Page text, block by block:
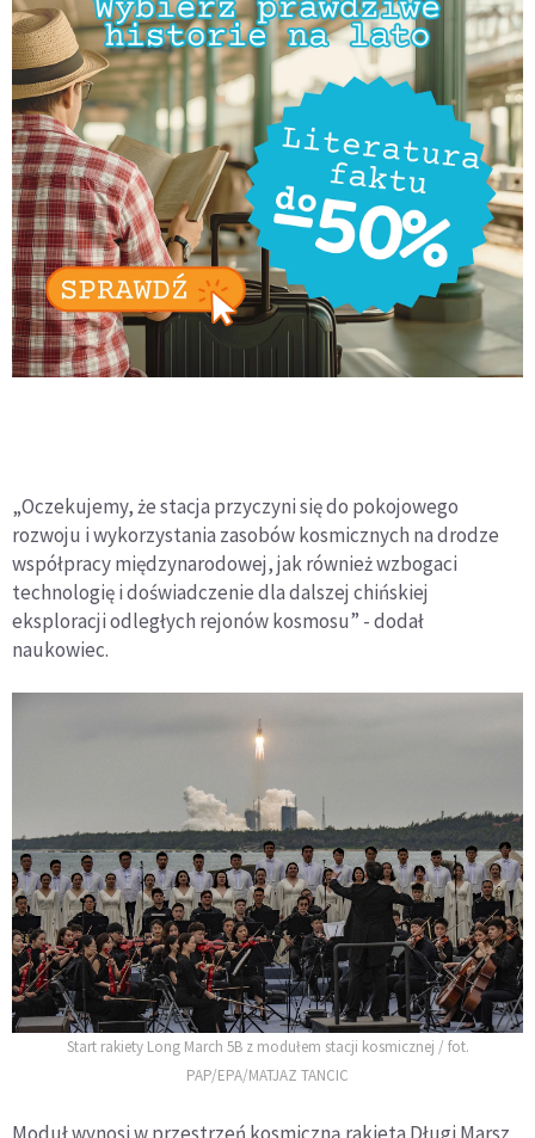
„Oczekujemy, że stacja przyczyni się do pokojowego
rozwoju i wykorzystania zasobów kosmicznych na drodze
współpracy międzynarodowej, jak również wzbogaci
technologię i doświadczenie dla dalszej chińskiej
eksploracji odległych rejonów kosmosu” - dodał
naukowiec.
Start rakiety Long March 5B z modułem stacji kosmicznej / fot.
PAP/EPA/MATJAZ TANCIC